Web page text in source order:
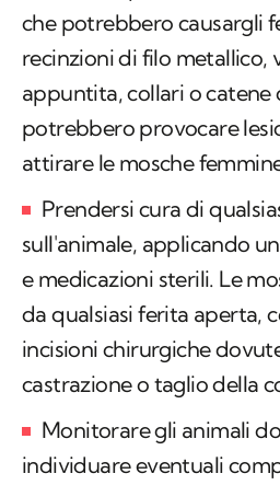
che potrebbero causargli
recinzioni di filo metallico,
appuntita, collari o catene
potrebbero provocare
attirare le mosche
Prendersi cura di
sull'animale, applicando
e medicazioni sterili. Le
da qualsiasi ferita aperta,
incisioni chirurgiche
castrazione o taglio della
Monitorare gli animali
individuare eventuali